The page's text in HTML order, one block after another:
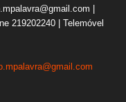
|
219202240 | Telemóvel